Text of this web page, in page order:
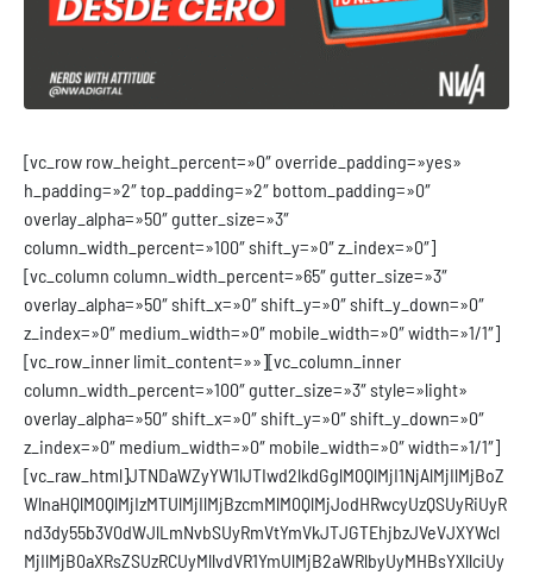
[vc_row row_height_percent=»0″ override_padding=»yes»
h_padding=»2″ top_padding=»2″ bottom_padding=»0″
overlay_alpha=»50″ gutter_size=»3″
column_width_percent=»100″ shift_y=»0″ z_index=»0″]
[vc_column column_width_percent=»65″ gutter_size=»3″
overlay_alpha=»50″ shift_x=»0″ shift_y=»0″ shift_y_down=»0″
z_index=»0″ medium_width=»0″ mobile_width=»0″ width=»1/1″]
[vc_row_inner limit_content=»»][vc_column_inner
column_width_percent=»100″ gutter_size=»3″ style=»light»
overlay_alpha=»50″ shift_x=»0″ shift_y=»0″ shift_y_down=»0″
z_index=»0″ medium_width=»0″ mobile_width=»0″ width=»1/1″]
[vc_raw_html]JTNDaWZyYW1lJTIwd2lkdGglM0QlMjI1NjAlMjIlMjBoZ
WlnaHQlM0QlMjIzMTUlMjIlMjBzcmMlM0QlMjJodHRwcyUzQSUyRiUyR
nd3dy55b3V0dWJlLmNvbSUyRmVtYmVkJTJGTEhjbzJVeVJXYWcl
MjIlMjB0aXRsZSUzRCUyMllvdVR1YmUlMjB2aWRlbyUyMHBsYXllciUy